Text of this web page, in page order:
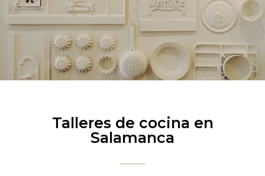
Talleres de cocina en
Salamanca